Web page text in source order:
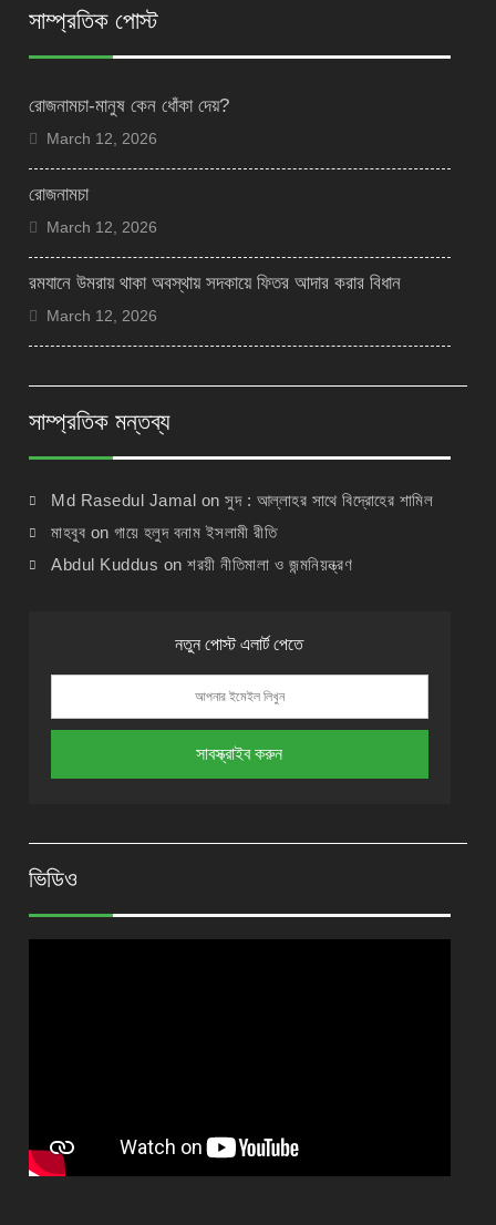
সাম্প্রতিক পোস্ট
রোজনামচা-মানুষ কেন ধোঁকা দেয়?
March 12, 2026
রোজনামচা
March 12, 2026
রমযানে উমরায় থাকা অবস্থায় সদকায়ে ফিতর আদার করার বিধান
March 12, 2026
সাম্প্রতিক মন্তব্য
Md Rasedul Jamal onসুদ : আল্লাহর সাথে বিদ্রোহের শামিল
মাহবুব onগায়ে হলুদ বনাম ইসলামী রীতি
Abdul Kuddus onশরয়ী নীতিমালা ও জন্মনিয়ন্ত্রণ
নতুন পোস্ট এলার্ট পেতে
ভিডিও